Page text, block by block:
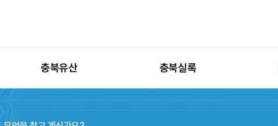
충북유산 충북실록